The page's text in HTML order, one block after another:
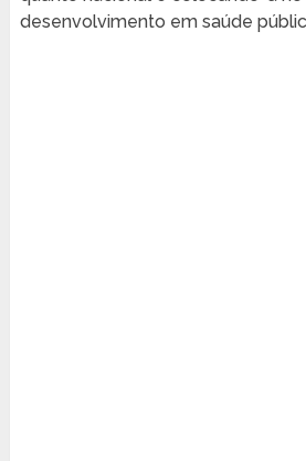
desenvolvimento em saúde